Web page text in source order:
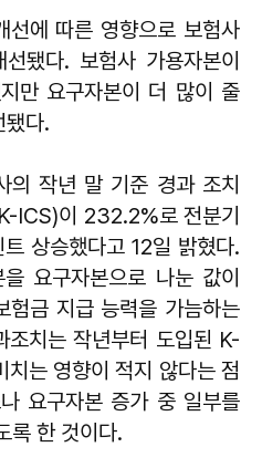
선에 따른 영향으로 보험사
됐다. 보험사 가용자본이
만 요구자본이 더 많이 줄
됐다.
의 작년 말 기준 경과 조치
ICS)이 232.2%로 전분기
상승했다고 12일 밝혔다.
요구자본으로 나눈 값이
험금 지급 능력을 가늠하는
조치는 작년부터 도입된 K-
는 영향이 적지 않다는 점
요구자본 증가 중 일부를
록 한 것이다.